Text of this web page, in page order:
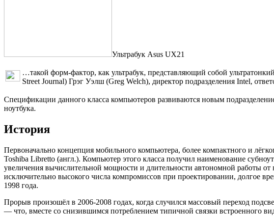
Ультрабук Asus UX21
…такой форм-фактор, как ультрабук, представляющий собой
Street Journal) Грэг Уэлш (Greg Welch), директор подразделения Intel,
Спецификации данного класса компьютеров развиваются новым
ноутбука.
История
Первоначально концепция мобильного компьютера, более компактного и
Toshiba Libretto (англ.). Компьютер этого класса получил наименование
увеличения вычислительной мощности и длительности автономной работы от
исключительно высокого числа компромиссов при проектировании, долгое
1998 года.
Прорыв произошёл в 2006-2008 годах, когда случился массовый переход
— что, вместе со снизившимся потреблением типичной связки встроенного